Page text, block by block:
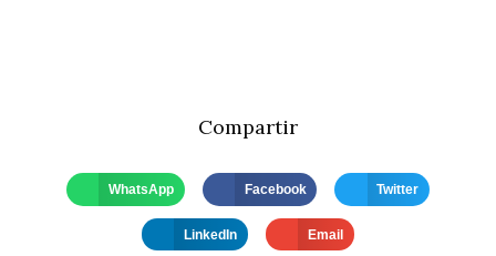
Compartir
WhatsApp Facebook Twitter
LinkedIn Email